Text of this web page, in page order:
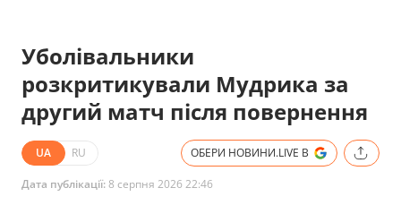
Уболівальники
розкритикували Мудрика за
другий матч після повернення
UA RU ОБЕРИ НОВИНИ.LIVE В
Дата публікації:8 серпня 2026 22:46